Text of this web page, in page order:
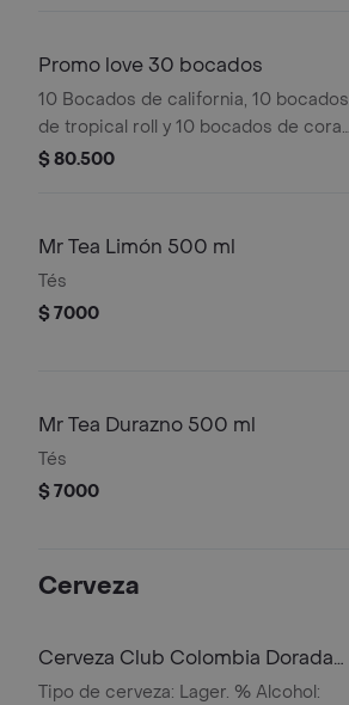
Promo love 30 bocados
10 Bocados de california, 10 bocados
de tropical roll y 10 bocados de coral
roll de langostino, aguacate, queso
$ 80.500
Mr Tea Limón 500 ml
Tés
$ 7000
Mr Tea Durazno 500 ml
Tés
$ 7000
Cerveza
Cerveza Club Colombia Dorada
Lta 330ml
Tipo de cerveza: Lager. % Alcohol: